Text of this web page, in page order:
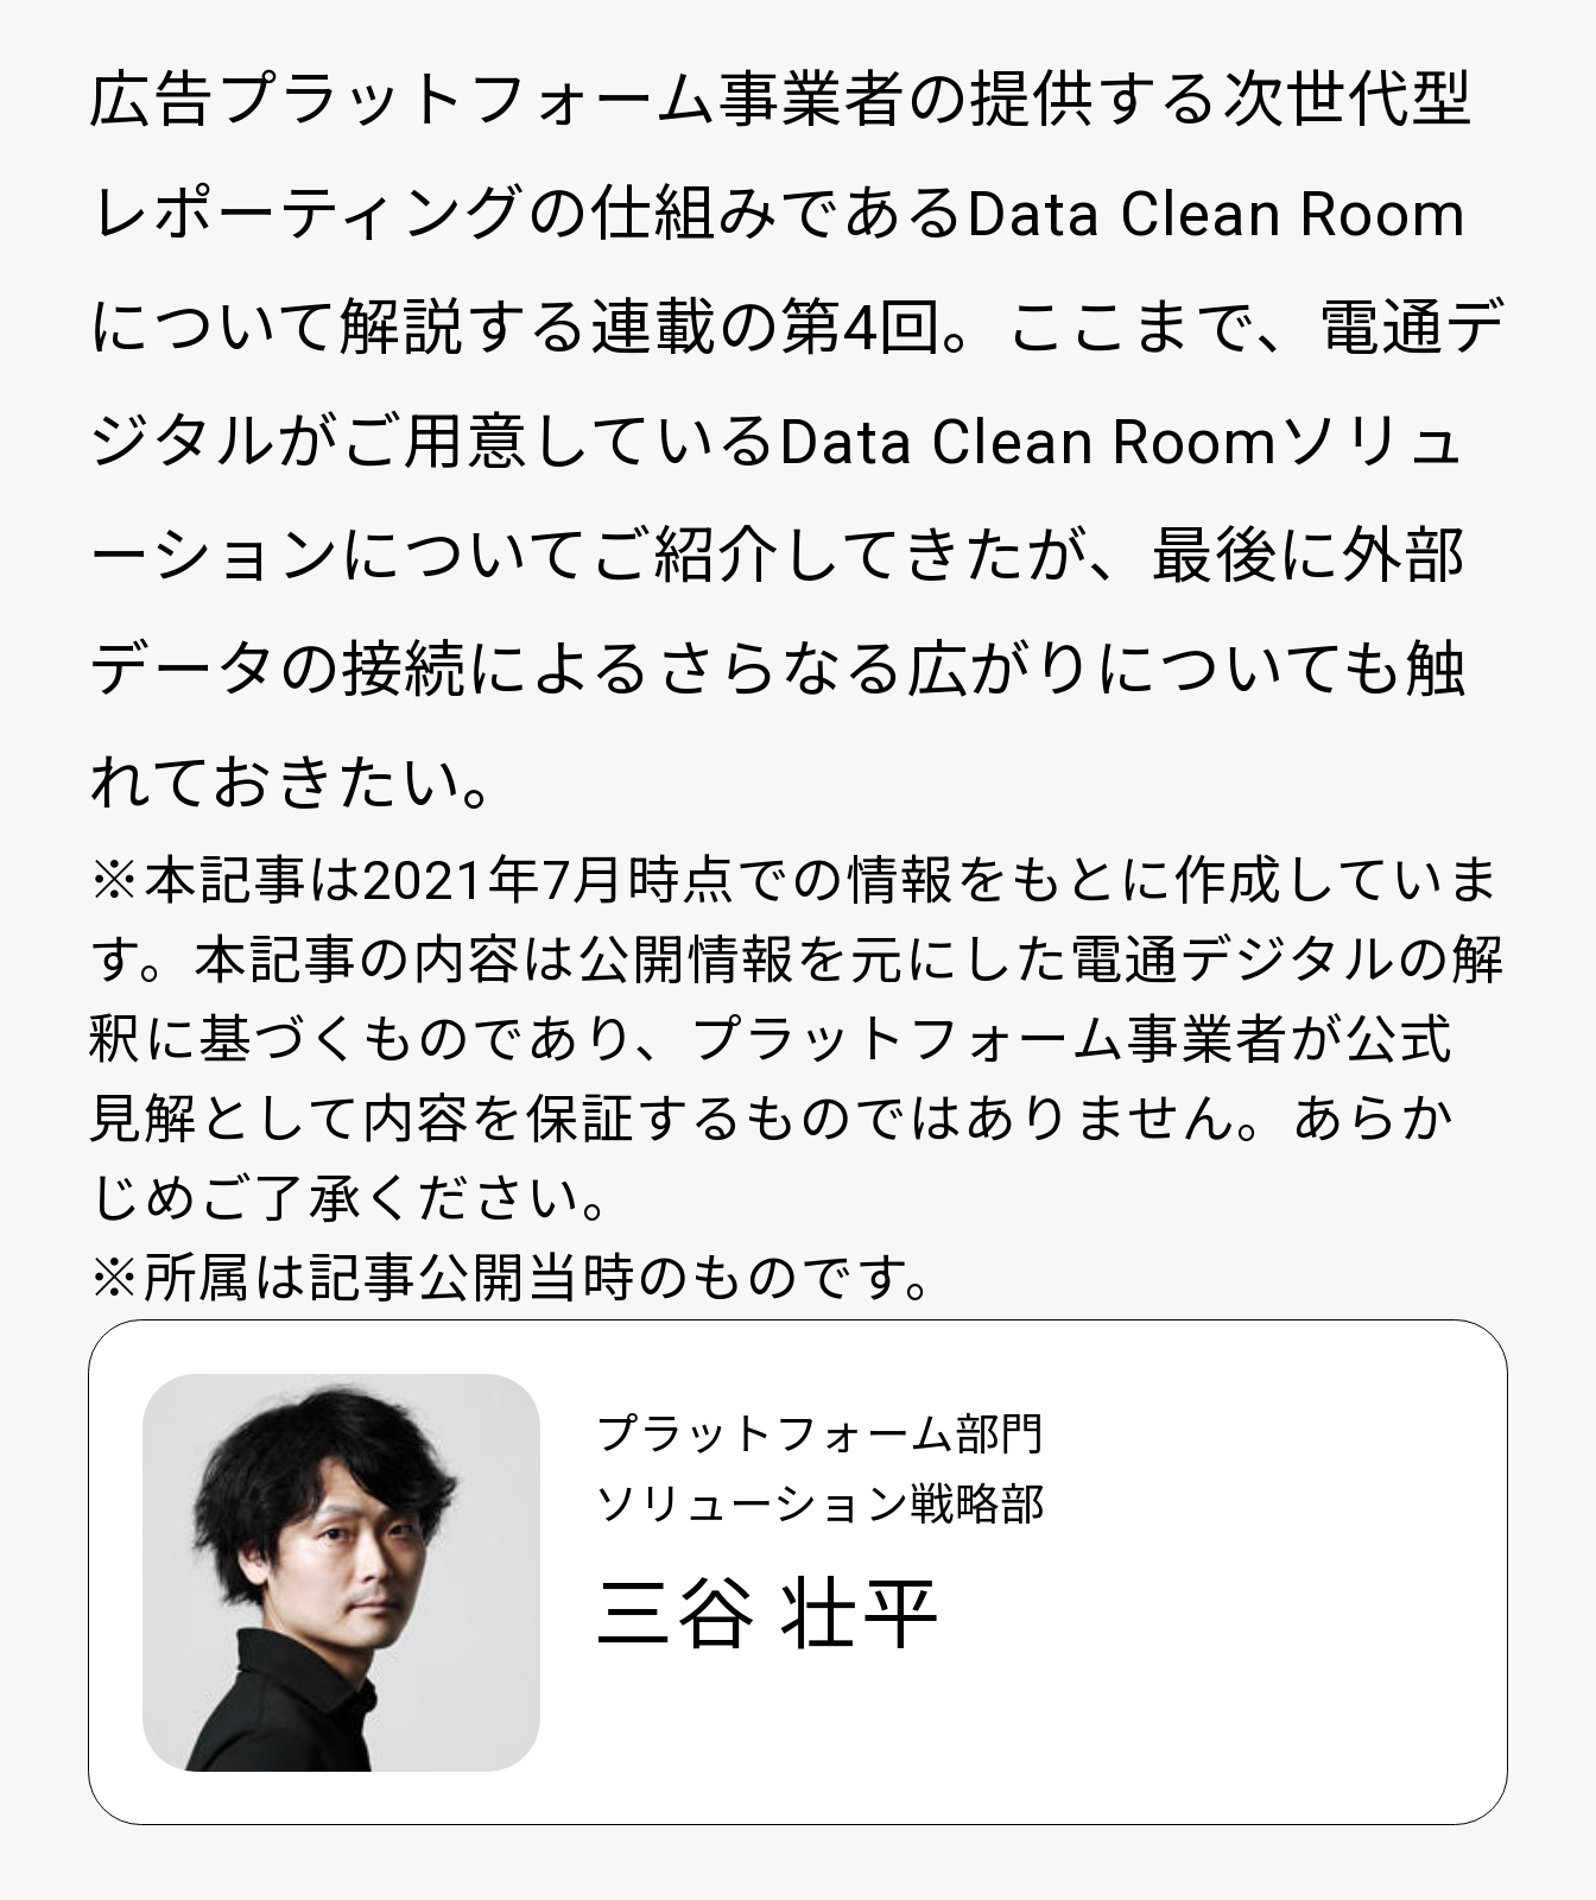
広告プラットフォーム事業者の提供する次世代型
レポーティングの仕組みであるData Clean Room
について解説する連載の第4回。ここまで、電通デ
ジタルがご用意しているData Clean Roomソリュ
ーションについてご紹介してきたが、最後に外部
データの接続によるさらなる広がりについても触
れておきたい。
※本記事は2021年7月時点での情報をもとに作成していま
す。本記事の内容は公開情報を元にした電通デジタルの解
釈に基づくものであり、プラットフォーム事業者が公式
見解として内容を保証するものではありません。あらか
じめご了承ください。
※所属は記事公開当時のものです。
プラットフォーム部門
ソリューション戦略部
三谷 壮平